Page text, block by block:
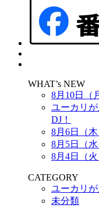
WHAT’s NEW
8月10日（
ユーカリ
DJ！
8月6日（
8月5日（
8月4日（
CATEGORY
ユーカリが
未分類